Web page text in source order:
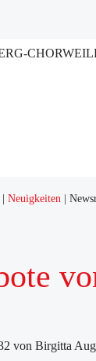
Neuigkeiten
von Birgitta